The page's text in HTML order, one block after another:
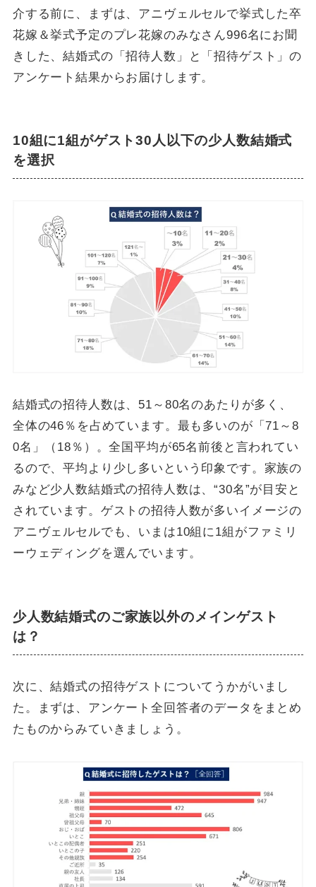
介する前に、まずは、アニヴェルセルで挙式した卒
花嫁＆挙式予定のプレ花嫁のみなさん996名にお聞
きした、結婚式の「招待人数」と「招待ゲスト」の
アンケート結果からお届けします。
10組に1組がゲスト30人以下の少人数結婚式
を選択
結婚式の招待人数は、51～80名のあたりが多く、
全体の46％を占めています。最も多いのが「71～8
0名」（18％）。全国平均が65名前後と言われてい
るので、平均より少し多いという印象です。家族の
みなど少人数結婚式の招待人数は、“30名”が目安と
されています。ゲストの招待人数が多いイメージの
アニヴェルセルでも、いまは10組に1組がファミリ
ーウェディングを選んでいます。
少人数結婚式のご家族以外のメインゲスト
は？
次に、結婚式の招待ゲストについてうかがいまし
た。まずは、アンケート全回答者のデータをまとめ
たものからみていきましょう。